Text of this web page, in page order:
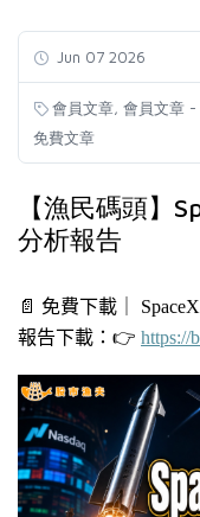
Jun 07 2026
會員文章 會員文章 -
免費文章
【漁民碼頭】
分析報告
📄 免費下載｜
報告下載： 👉 https://